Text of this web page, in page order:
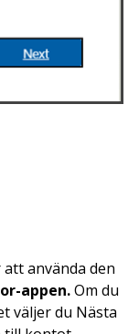
använda den
appen.Om du
väljer du Nästa